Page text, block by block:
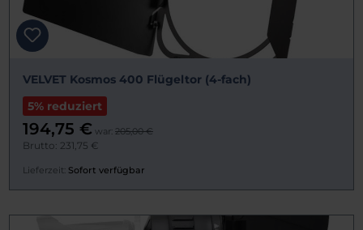
VELVET Kosmos 400 Flügeltor (4-fach)
5% reduziert
194,75 € war: 205,00 €
Brutto: 231,75 €
Lieferzeit: Sofort verfügbar